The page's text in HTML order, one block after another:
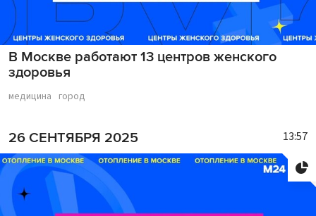
В Москве работают 13 центров женского
здоровья
медицина город
26 СЕНТЯБРЯ 2025 13:57